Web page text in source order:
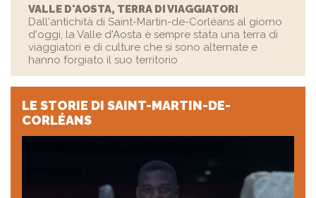
VALLE D'AOSTA, TERRA DI VIAGGIATORI
Dall'antichità di Saint-Martin-de-Corléans al giorno
d'oggi, la Valle d'Aosta è sempre stata una terra di
viaggiatori e di culture che si sono alternate e
hanno forgiato il suo territorio
LE STORIE DI SAINT-MARTIN-DE-
CORLÉANS